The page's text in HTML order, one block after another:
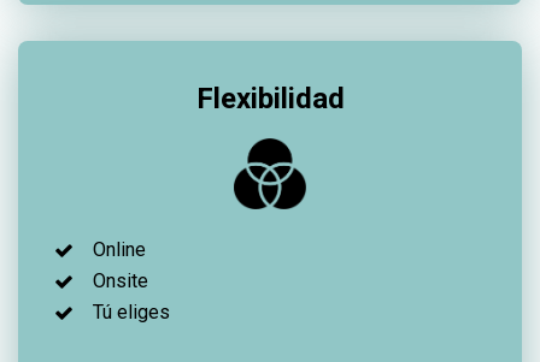
Flexibilidad
Online
Onsite
Tú eliges